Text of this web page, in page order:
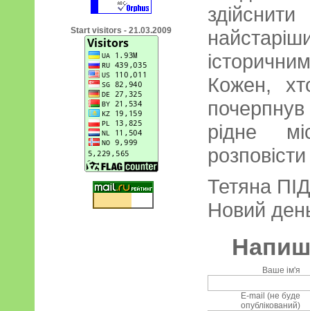
Start visitors - 21.03.2009
Кожен,
рідне
Тетяна
Новий
Ваше ім'я
E-mail (не буде
опублікований)